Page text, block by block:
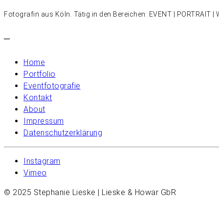
Fotografin aus Köln. Tätig in den Bereichen: EVENT | PORTRAIT |
–
Home
Portfolio
Eventfotografie
Kontakt
About
Impressum
Datenschutzerklärung
Instagram
Vimeo
© 2025 Stephanie Lieske | Lieske & Howar GbR